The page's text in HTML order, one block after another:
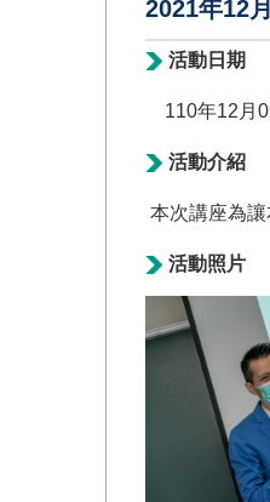
2021年12
活動日期
110年12月
活動介紹
本次講座為
活動照片